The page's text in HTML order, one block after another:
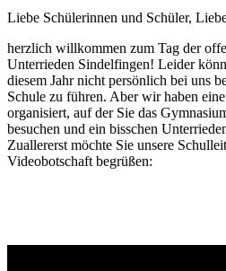
Liebe Schülerinnen und Schüler,
herzlich willkommen zum Tag der
Unterrieden Sindelfingen! Leider
diesem Jahr nicht persönlich bei uns
Schule zu führen. Aber wir haben
organisiert, auf der Sie das
besuchen und ein bisschen
Zuallererst möchte Sie unsere
Videobotschaft begrüßen: